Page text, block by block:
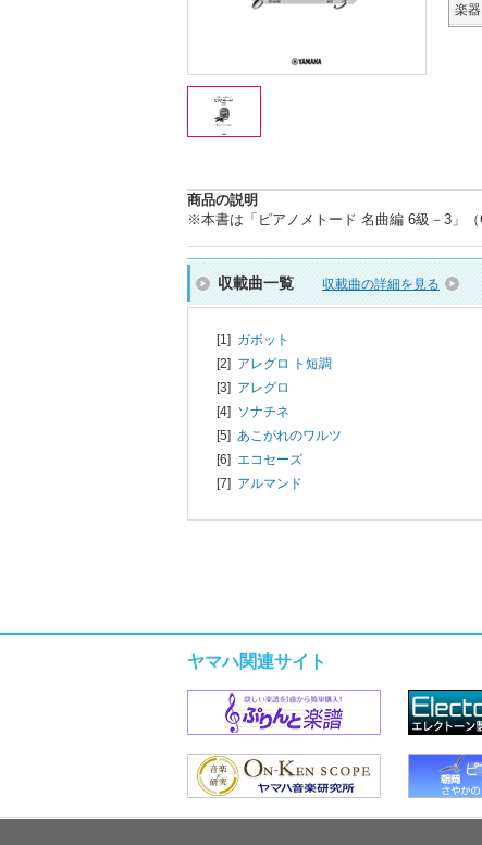
楽器
商品の説明
※本書は「ピアノメトード 名曲編 6級－3」（
収載曲一覧 収載曲の詳細を見る
[1] ガボット
[2] アレグロ ト短調
[3] アレグロ
[4] ソナチネ
[5] あこがれのワルツ
[6] エコセーズ
[7] アルマンド
ヤマハ関連サイト